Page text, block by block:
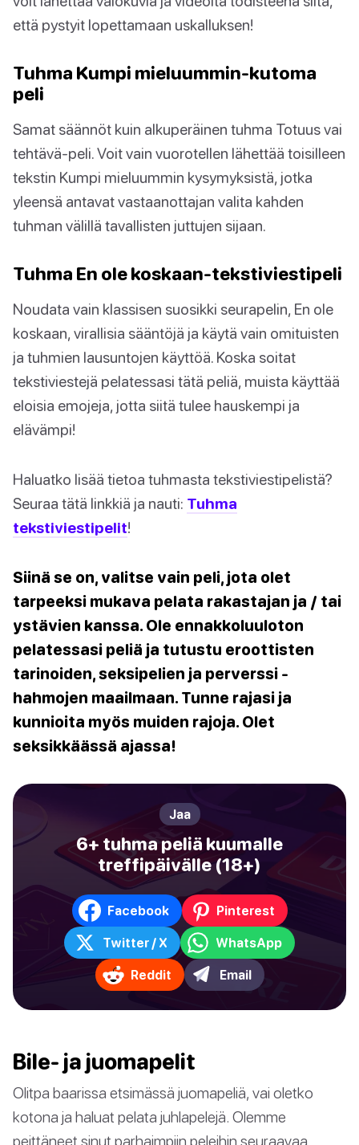
että pystyit lopettamaan uskalluksen!
Tuhma Kumpi mieluummin-kutoma
peli
Samat säännöt kuin alkuperäinen tuhma Totuus vai
tehtävä-peli. Voit vain vuorotellen lähettää toisilleen
tekstin Kumpi mieluummin kysymyksistä, jotka
yleensä antavat vastaanottajan valita kahden
tuhman välillä tavallisten juttujen sijaan.
Tuhma En ole koskaan-tekstiviestipeli
Noudata vain klassisen suosikki seurapelin, En ole
koskaan, virallisia sääntöjä ja käytä vain omituisten
ja tuhmien lausuntojen käyttöä. Koska soitat
tekstiviestejä pelatessasi tätä peliä, muista käyttää
eloisia emojeja, jotta siitä tulee hauskempi ja
elävämpi!
Haluatko lisää tietoa tuhmasta tekstiviestipelistä?
Seuraa tätä linkkiä ja nauti: Tuhma
tekstiviestipelit!
Siinä se on, valitse vain peli, jota olet
tarpeeksi mukava pelata rakastajan ja / tai
ystävien kanssa. Ole ennakkoluuloton
pelatessasi peliä ja tutustu eroottisten
tarinoiden, seksipelien ja perverssi -
hahmojen maailmaan. Tunne rajasi ja
kunnioita myös muiden rajoja. Olet
seksikkäässä ajassa!
Jaa
6+ tuhma peliä kuumalle
treffipäivälle (18+)
Facebook Pinterest
Twitter / X WhatsApp
Reddit Email
Bile- ja juomapelit
Olitpa baarissa etsimässä juomapeliä, vai oletko
kotona ja haluat pelata juhlapelejä. Olemme
peittäneet sinut parhaimpiin peleihin seuraavaa